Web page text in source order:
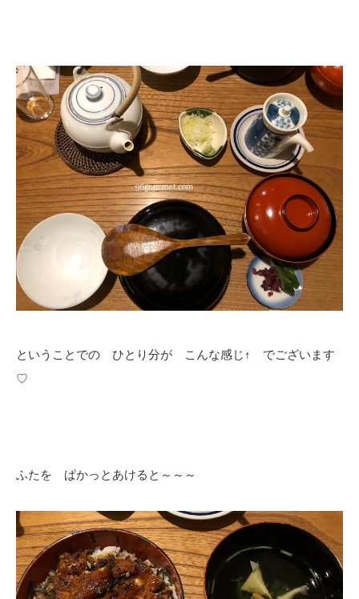
ということでの ひとり分が こんな感じ↑ でございます
♡
ふたを ぱかっとあけると～～～